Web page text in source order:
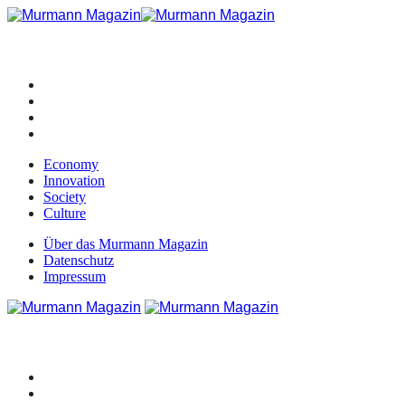
Economy
Innovation
Society
Culture
Über das Murmann Magazin
Datenschutz
Impressum